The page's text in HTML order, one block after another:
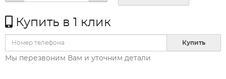
Купить в 1 клик
Купить
Мы перезвоним Вам и уточним детали